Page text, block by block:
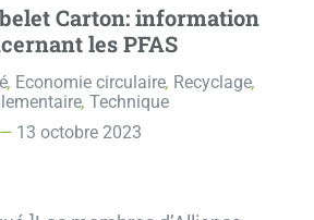
Carton: information
les PFAS
, Economie circulaire, Recyclage,
, Technique
13 octobre 2023